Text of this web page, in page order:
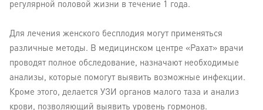
регулярной половой жизни в течение 1 года.
Для лечения женского бесплодия могут применяться
различные методы. В медицинском центре «Рахат» врачи
проводят полное обследование, назначают необходимые
анализы, которые помогут выявить возможные инфекции.
Кроме этого, делается УЗИ органов малого таза и анализ
крови, позволяющий выявить уровень гормонов.